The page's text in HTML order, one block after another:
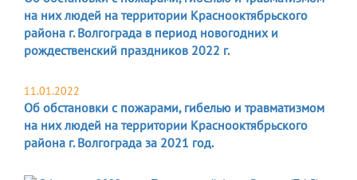
на них людей на территории Краснооктябрьского
района г. Волгограда в период новогодних и
рождественский праздников 2022 г.
11.01.2022
Об обстановки с пожарами, гибелью и травматизмом
на них людей на территории Краснооктябрьского
района г. Волгограда за 2021 год.